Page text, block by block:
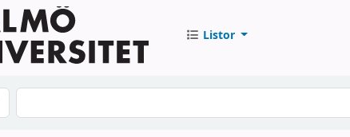
Listor
Sök i katalogen